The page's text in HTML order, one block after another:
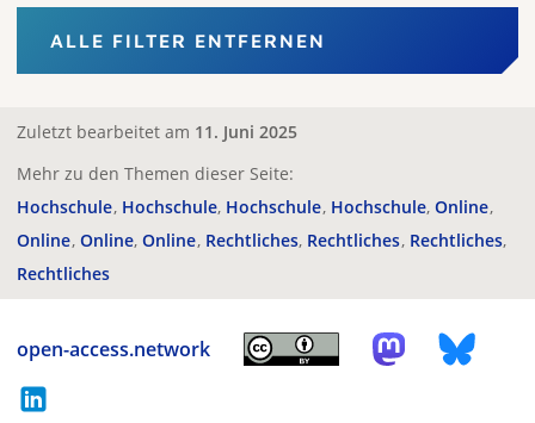
ALLE FILTER ENTFERNEN
Zuletzt bearbeitet am 11. Juni 2025
Mehr zu den Themen dieser Seite:
Hochschule Hochschule Hochschule Hochschule Online
Online Online Online Rechtliches Rechtliches Rechtliches
Rechtliches
open-access.network